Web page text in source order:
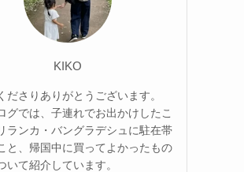
KIKO
ださりありがとうございます。
グでは、子連れでお出かけしたこ
ランカ・バングラデシュに駐在帯
と、帰国中に買ってよかったもの
いて紹介しています。